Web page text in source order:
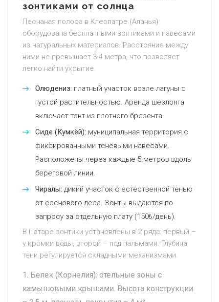
зонтиками от солнца
Песчаная полоса в Клеопатре (Аланья)
оборудована бесплатными зонтиками и навесами
из натуральных материалов. Расстояние между
ними не превышает 3-4 метра, что позволяет
легко найти укрытие.
Олюдениз: платный участок возле лагуны с
густой растительностью. Аренда шезлонга
включает тент из плотного брезента.
Сиде (Кумкёй): муниципальная территория с
фиксированными теневыми навесами.
Расположены через каждые 5 метров вдоль
береговой линии.
Чиралы: дикий участок с естественной тенью
от соснового леса. Зонты выдаются по
запросу за отдельную плату (150₺/день).
В Патаре зонтики установлены в 2 ряда: первый –
у кромки воды, второй – под пальмами. Глубина
тени регулируется складными механизмами.
Белек (Корнелия): отельные зоны с
камышовыми крышами. Высота конструкции